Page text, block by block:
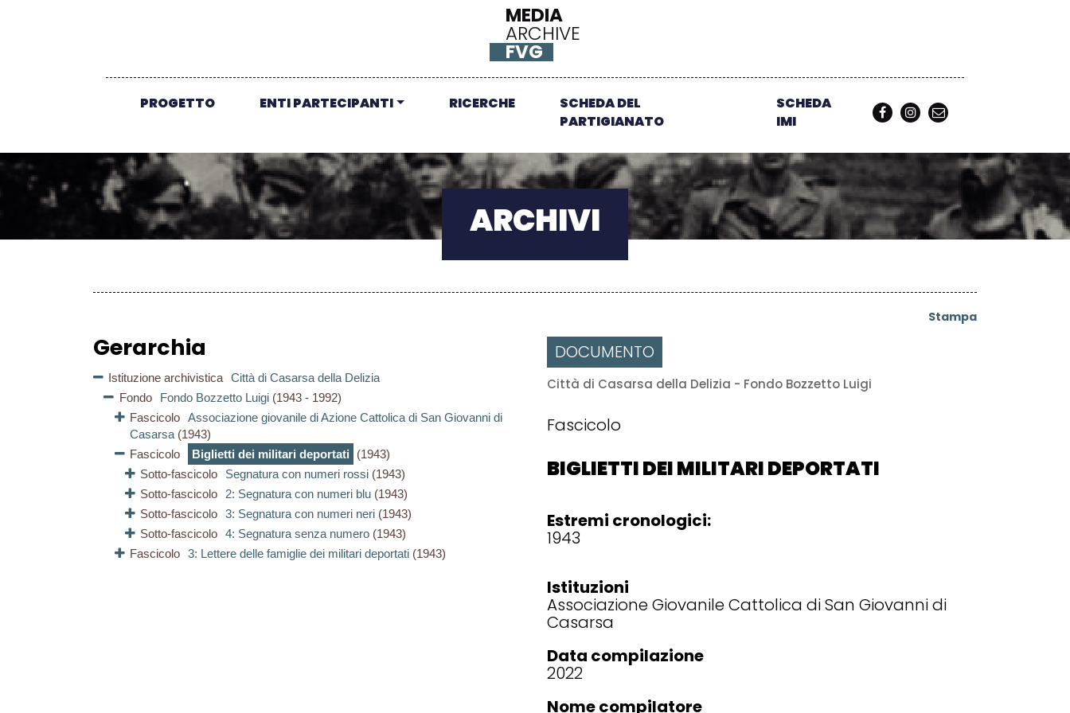
MEDIA
ARCHIVE
FVG
PROGETTO ENTI PARTECIPANTI RICERCHE
SCHEDA DEL
PARTIGIANATO
SCHEDA
IMI
ARCHIVI
Stampa
Gerarchia
Istituzione archivistica
Città di Casarsa della Delizia
Fondo
Fondo Bozzetto Luigi(1943 - 1992)
Fascicolo Associazione giovanile di Azione Cattolica di San Giovanni di
Casarsa(1943)
Fascicolo
Biglietti dei militari deportati
(1943)
Sotto-fascicolo
Segnatura con numeri rossi (1943)
Sotto-fascicolo
2: Segnatura con numeri blu (1943)
Sotto-fascicolo
3: Segnatura con numeri neri (1943)
Sotto-fascicolo
4: Segnatura senza numero (1943)
Fascicolo 3: Lettere delle famiglie dei militari deportati(1943)
DOCUMENTO
Città di Casarsa della Delizia - Fondo Bozzetto Luigi
Fascicolo
BIGLIETTI DEI MILITARI DEPORTATI
Estremi cronologici:
1943
Istituzioni
Associazione Giovanile Cattolica di San Giovanni di
Casarsa
Data compilazione
2022
Nome compilatore